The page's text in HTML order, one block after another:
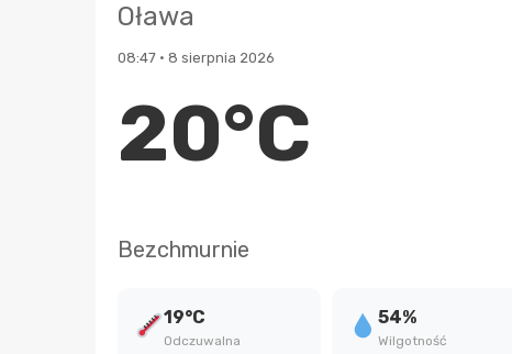
Oława
08:47 • 8 sierpnia 2026
20°C
Bezchmurnie
19°C
Odczuwalna
54%
Wilgotność